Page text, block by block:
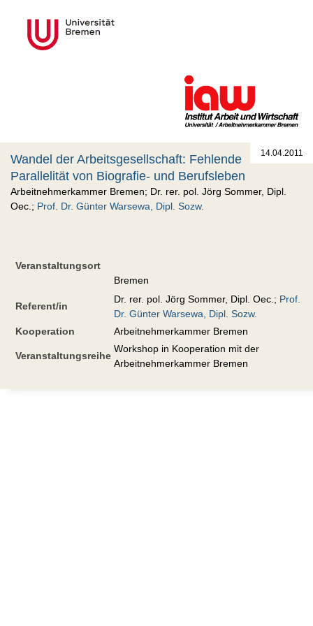
14.04.2011
Wandel der Arbeitsgesellschaft: Fehlende
Parallelität von Biografie- und Berufsleben
Arbeitnehmerkammer Bremen; Dr. rer. pol. Jörg Sommer, Dipl.
Oec.; Prof. Dr. Günter Warsewa, Dipl. Sozw.
Veranstaltungsort
Bremen
Referent/in
Dr. rer. pol. Jörg Sommer, Dipl. Oec.; Prof.
Dr. Günter Warsewa, Dipl. Sozw.
Kooperation
Arbeitnehmerkammer Bremen
Veranstaltungsreihe
Workshop in Kooperation mit der
Arbeitnehmerkammer Bremen